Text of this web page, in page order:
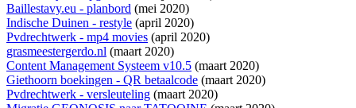
Baillestavy.eu - planbord (mei 2020)
Indische Duinen - restyle (april 2020)
Pvdrechtwerk - mp4 movies (april 2020)
grasmeestergerdo.nl (maart 2020)
Content Management Systeem v10.5 (maart 2020)
Giethoorn boekingen - QR betaalcode (maart 2020)
Pvdrechtwerk - versleuteling (maart 2020)